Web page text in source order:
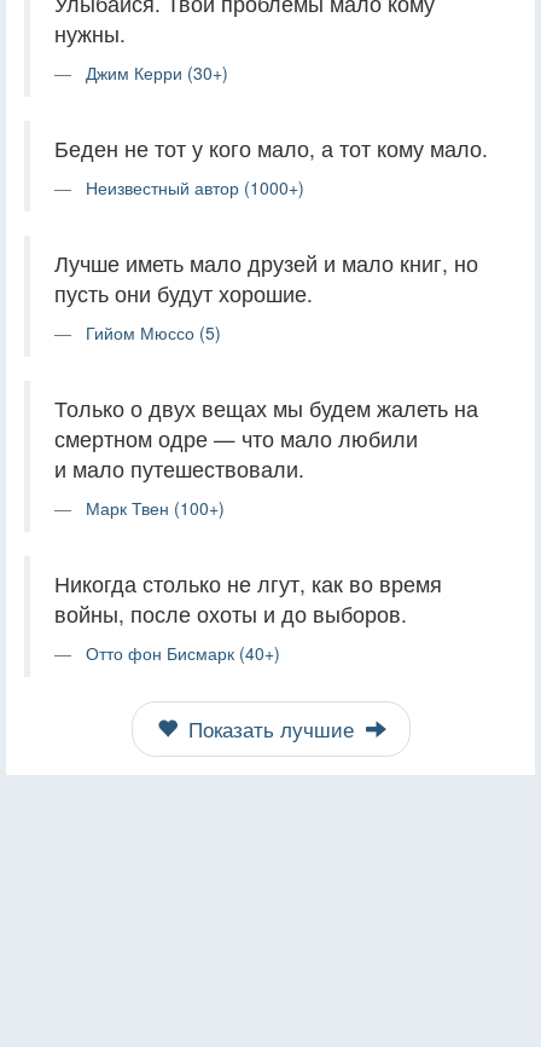
нужны.
Джим Керри (30+)
Беден не тот у кого мало, а тот кому мало.
Неизвестный автор (1000+)
Лучше иметь мало друзей и мало книг, но
пусть они будут хорошие.
Гийом Мюссо (5)
Только о двух вещах мы будем жалеть на
смертном одре — что мало любили
и мало путешествовали.
Марк Твен (100+)
Никогда столько не лгут, как во время
войны, после охоты и до выборов.
Отто фон Бисмарк (40+)
Показать лучшие